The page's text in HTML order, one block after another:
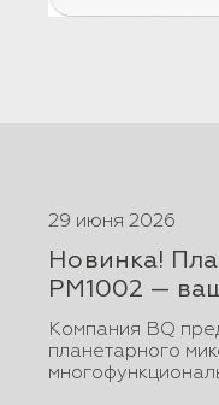
29 июня 2026
Новинка!
PM1002 —
Компания BQ
планетарного